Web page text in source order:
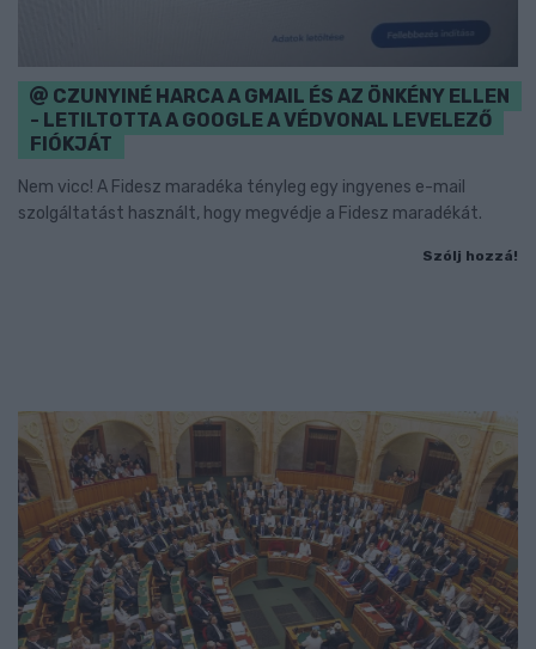
CZUNYINÉ HARCA A GMAIL ÉS AZ ÖNKÉNY ELLEN
- LETILTOTTA A GOOGLE A VÉDVONAL LEVELEZŐ
FIÓKJÁT
Nem vicc! A Fidesz maradéka tényleg egy ingyenes e-mail
szolgáltatást használt, hogy megvédje a Fidesz maradékát.
Szólj hozzá!